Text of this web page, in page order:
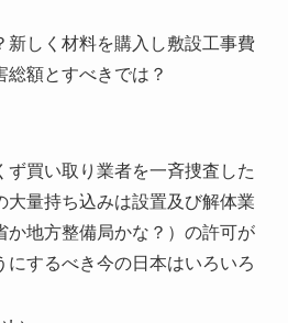
新しく材料を購入し敷設工事費
総額とすべきでは？
ず買い取り業者を一斉捜査した
大量持ち込みは設置及び解体業
か地方整備局かな？）の許可が
にするべき今の日本はいろいろ